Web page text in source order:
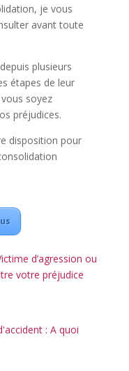
je vous
avant toute
plusieurs
étapes de leur
soyez
préjudices.
disposition pour
d’agression ou
votre préjudice
: A quoi